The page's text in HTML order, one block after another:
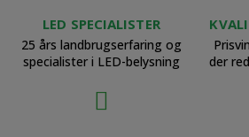
LED SPECIALISTER
25 års landbrugserfaring og
specialister i LED-belysning
der